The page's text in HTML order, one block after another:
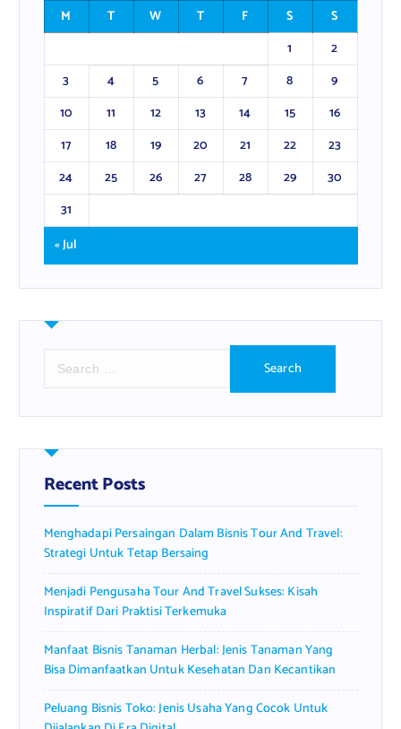
M
T W T F S
S
1
2
3
4 5 6 7 8
9
10
11 12 13 14 15
16
17
18 19 20 21 22
23
24
25 26 27 28 29
30
31
« Jul
r
h
f
o
:
Recent Posts
Menghadapi Persaingan Dalam Bisnis Tour And Travel:
Strategi Untuk Tetap Bersaing
Menjadi Pengusaha Tour And Travel Sukses: Kisah
Inspiratif Dari Praktisi Terkemuka
Manfaat Bisnis Tanaman Herbal: Jenis Tanaman Yang
Bisa Dimanfaatkan Untuk Kesehatan Dan Kecantikan
Peluang Bisnis Toko: Jenis Usaha Yang Cocok Untuk